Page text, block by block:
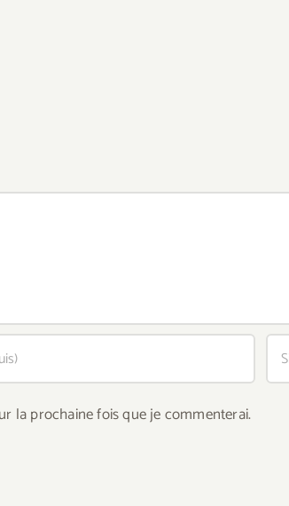
la prochaine fois que je commenterai.